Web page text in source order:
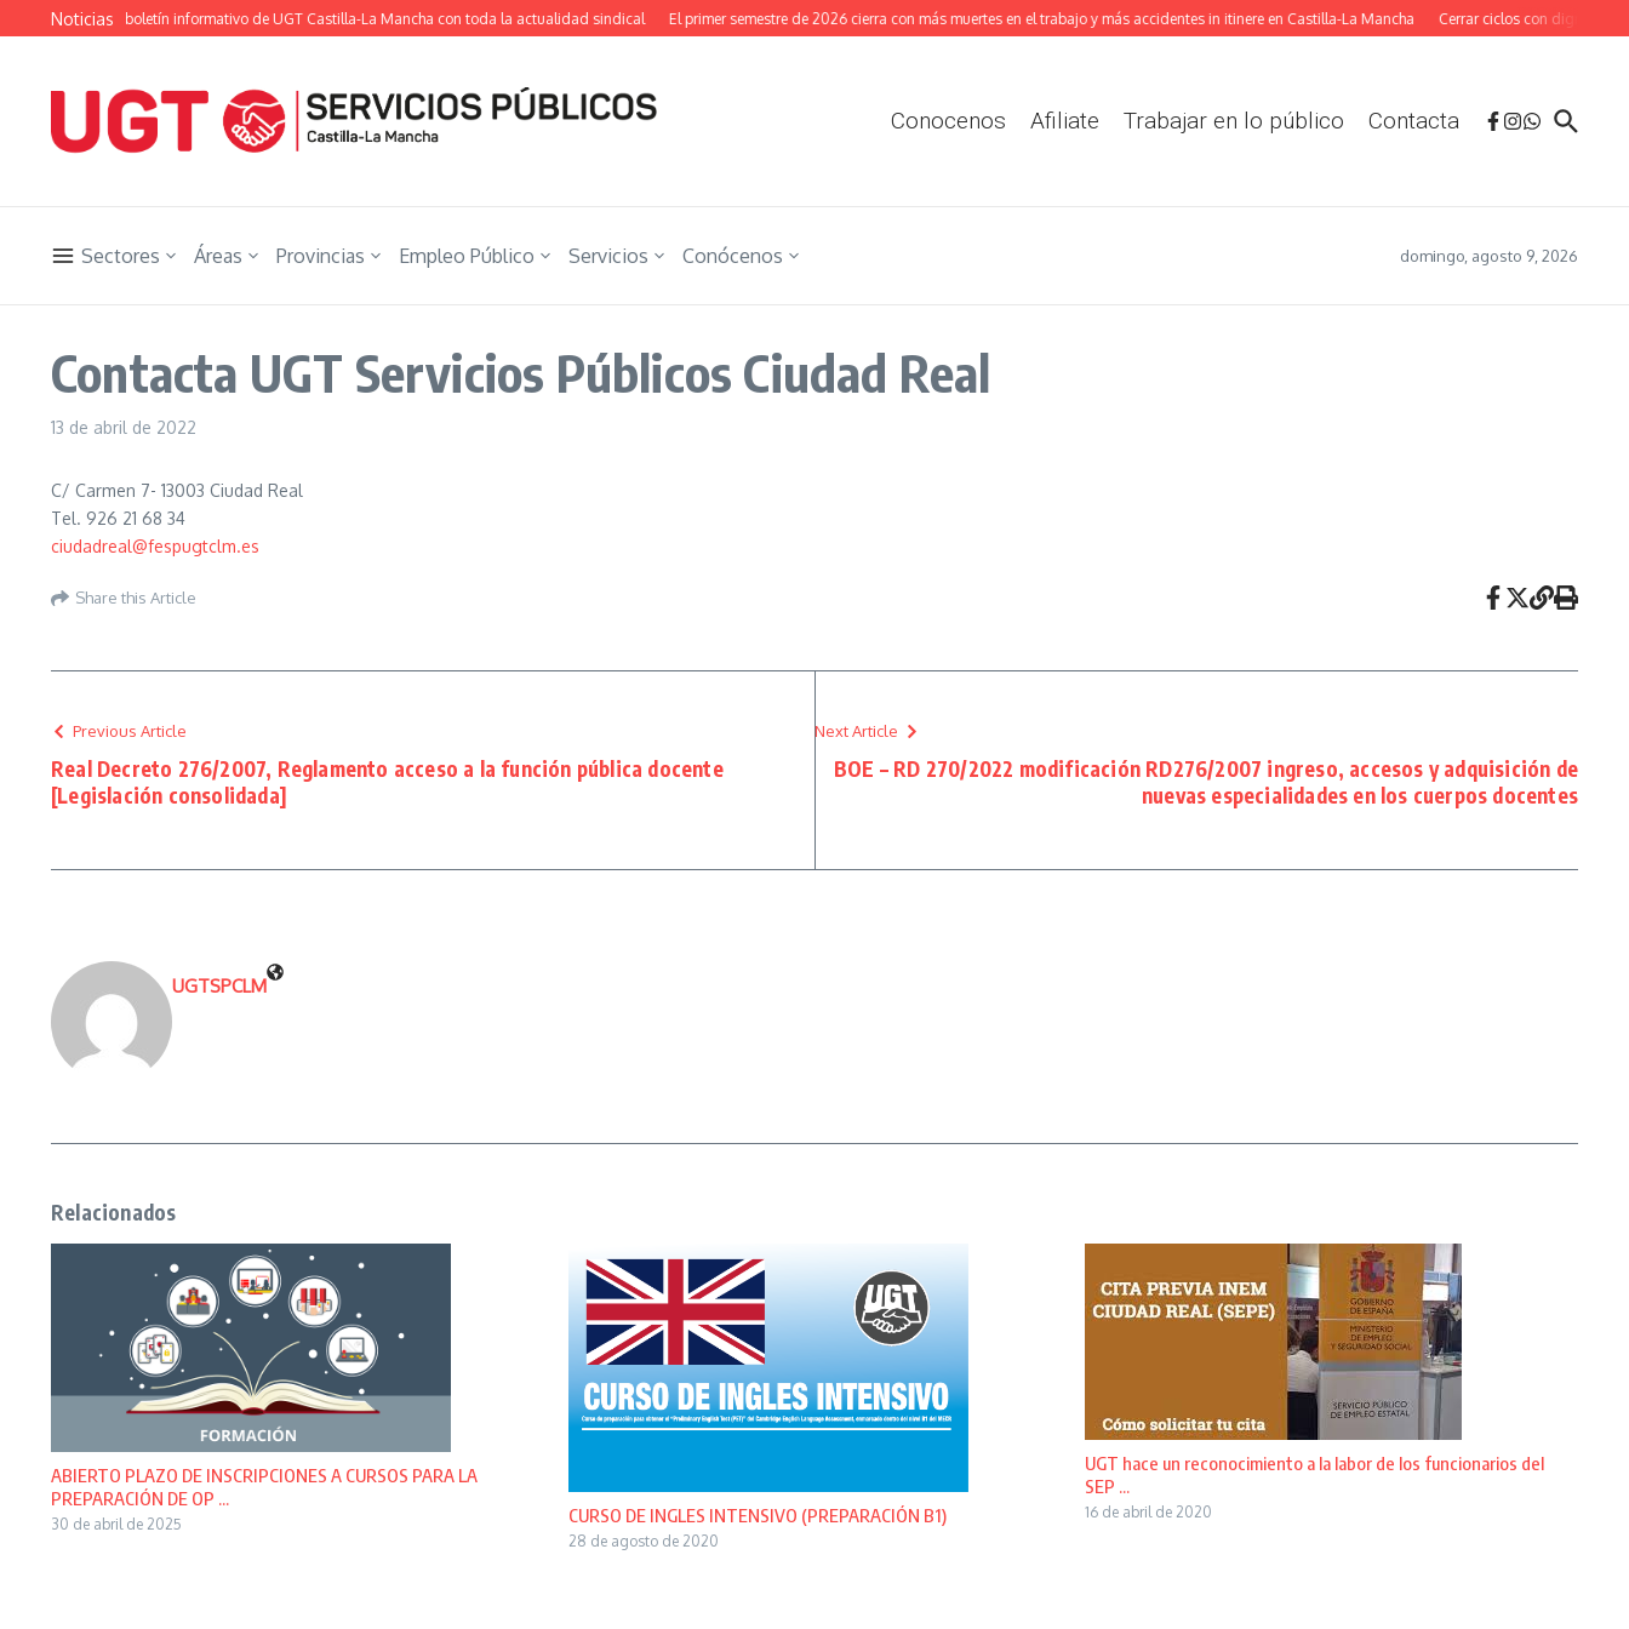
Saltar al contenido
Noticias
Ugetista», el boletín informativo de UGT Castilla-La Mancha con toda la actualidad sindical El primer semestre de 2026 cierra con más muertes en el trabajo y más accidentes in itinere en Castilla-La Mancha Cerrar ciclos con dignidad:
Conocenos Afiliate Trabajar en lo público Contacta
Sectores Áreas Provincias Empleo Público Servicios Conócenos domingo, agosto 9, 2026
Contacta UGT Servicios Públicos Ciudad Real
13 de abril de 2022
C/ Carmen 7- 13003 Ciudad Real
Tel. 926 21 68 34
ciudadreal@fespugtclm.es
Share this Article
Previous Article
Real Decreto 276/2007, Reglamento acceso a la función pública docente
[Legislación consolidada]
Next Article
BOE – RD 270/2022 modificación RD276/2007 ingreso, accesos y adquisición de
nuevas especialidades en los cuerpos docentes
UGTSPCLM
Relacionados
ABIERTO PLAZO DE INSCRIPCIONES A CURSOS PARA LA
PREPARACIÓN DE OP ...
30 de abril de 2025 CURSO DE INGLES INTENSIVO (PREPARACIÓN B1)
28 de agosto de 2020
UGT hace un reconocimiento a la labor de los funcionarios del
SEP ...
16 de abril de 2020